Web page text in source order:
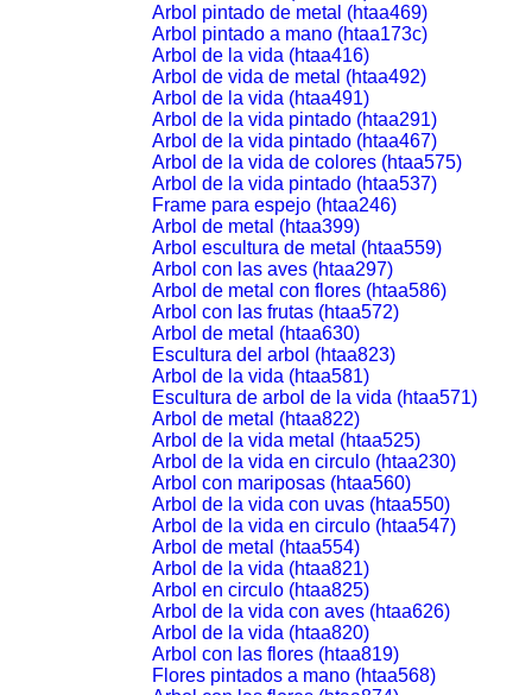
Arbol pintado de metal (htaa469)
Arbol pintado a mano (htaa173c)
Arbol de la vida (htaa416)
Arbol de vida de metal (htaa492)
Arbol de la vida (htaa491)
Arbol de la vida pintado (htaa291)
Arbol de la vida pintado (htaa467)
Arbol de la vida de colores (htaa575)
Arbol de la vida pintado (htaa537)
Frame para espejo (htaa246)
Arbol de metal (htaa399)
Arbol escultura de metal (htaa559)
Arbol con las aves (htaa297)
Arbol de metal con flores (htaa586)
Arbol con las frutas (htaa572)
Arbol de metal (htaa630)
Escultura del arbol (htaa823)
Arbol de la vida (htaa581)
Escultura de arbol de la vida (htaa571)
Arbol de metal (htaa822)
Arbol de la vida metal (htaa525)
Arbol de la vida en circulo (htaa230)
Arbol con mariposas (htaa560)
Arbol de la vida con uvas (htaa550)
Arbol de la vida en circulo (htaa547)
Arbol de metal (htaa554)
Arbol de la vida (htaa821)
Arbol en circulo (htaa825)
Arbol de la vida con aves (htaa626)
Arbol de la vida (htaa820)
Arbol con las flores (htaa819)
Flores pintados a mano (htaa568)